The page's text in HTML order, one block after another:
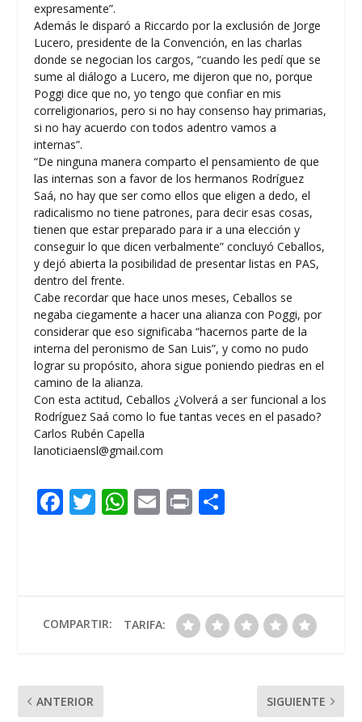
expresamente”.
Además le disparó a Riccardo por la exclusión de Jorge
Lucero, presidente de la Convención, en las charlas
donde se negocian los cargos, “cuando les pedí que se
sume al diálogo a Lucero, me dijeron que no, porque
Poggi dice que no, yo tengo que confiar en mis
correligionarios, pero si no hay consenso hay primarias,
si no hay acuerdo con todos adentro vamos a
internas”.
“De ninguna manera comparto el pensamiento de que
las internas son a favor de los hermanos Rodríguez
Saá, no hay que ser como ellos que eligen a dedo, el
radicalismo no tiene patrones, para decir esas cosas,
tienen que estar preparado para ir a una elección y
conseguir lo que dicen verbalmente” concluyó Ceballos,
y dejó abierta la posibilidad de presentar listas en PAS,
dentro del frente.
Cabe recordar que hace unos meses, Ceballos se
negaba ciegamente a hacer una alianza con Poggi, por
considerar que eso significaba “hacernos parte de la
interna del peronismo de San Luis”, y como no pudo
lograr su propósito, ahora sigue poniendo piedras en el
camino de la alianza.
Con esta actitud, Ceballos ¿Volverá a ser funcional a los
Rodríguez Saá como lo fue tantas veces en el pasado?
Carlos Rubén Capella
lanoticiaensl@gmail.com
F
o
o
T W
A
p
E Pr
ar
ti
COMPARTIR: TARIFA:
ANTERIOR SIGUIENTE